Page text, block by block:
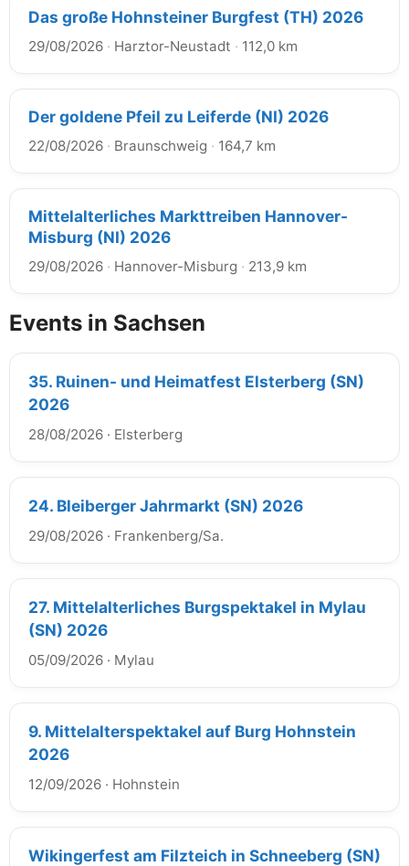
Das große Hohnsteiner Burgfest (TH) 2026
29/08/2026 · Harztor-Neustadt · 112,0 km
Der goldene Pfeil zu Leiferde (NI) 2026
22/08/2026 · Braunschweig · 164,7 km
Mittelalterliches Markttreiben Hannover-
Misburg (NI) 2026
29/08/2026 · Hannover-Misburg · 213,9 km
Events in Sachsen
35. Ruinen- und Heimatfest Elsterberg (SN)
2026
28/08/2026 · Elsterberg
24. Bleiberger Jahrmarkt (SN) 2026
29/08/2026 · Frankenberg/Sa.
27. Mittelalterliches Burgspektakel in Mylau
(SN) 2026
05/09/2026 · Mylau
9. Mittelalterspektakel auf Burg Hohnstein
2026
12/09/2026 · Hohnstein
Wikingerfest am Filzteich in Schneeberg (SN)